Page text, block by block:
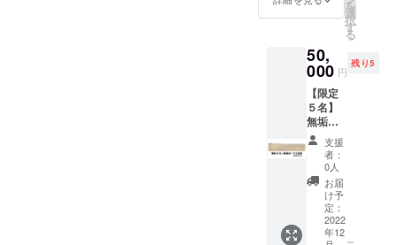
～2023
年3月末
講期
限：目
標金額
達成後
～2023
年3月末
だきま
す。
載 ・会
リンク
をホー
ムペー
ジに掲
載 ・完
成した
BOOK
のお届
業名・
施設名
での掲
載も可
能で
を
選
択
す
る
50,
000 円
残り5
【限定
５名】
無垢
材、タ
モ天板
2000×3
50×30
ｍｍ
※自然素
材のた
支援
者：
0人
お届
け予
定：
2022
年12